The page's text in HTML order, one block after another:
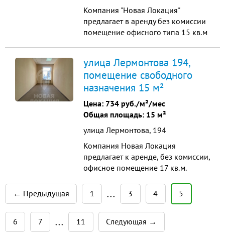
Компания "Новая Локация"
предлагает в аренду без комиссии
помещение офисного типа 15 кв.м
охрана - Охранная-пожарная
сигнализация - Хорошее
освещение ​ Арендная плата
составляет - 8000 р. Коммунальные
платежи включены в стоимо...
улица Лермонтова 194,
помещение свободного
назначения 15 м²
Цена: 734 руб./м²/мес
Общая площадь: 15 м²
улица Лермонтова, 194
Компания Новая Локация
предлагает к аренде, без комиссии,
офисное помещение 17 кв.м.
пешеходная доступность.
Парковка. Возможен доступ в
вечернее время и выходные.
Пожарная и охранная
сигнализация. Проведены
← Предыдущая 1 • • • 3 4 5
6 7 • • • 11 Следующая →